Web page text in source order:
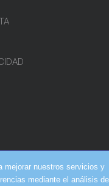
mejorar nuestros servicios y
mediante el análisis de